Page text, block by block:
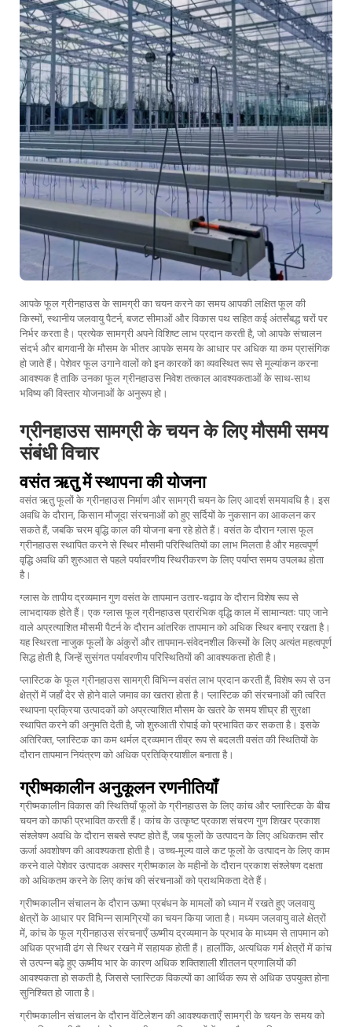
आपके फूल ग्रीनहाउस के सामग्री का चयन करने का समय आपकी लक्षित फूल की
किस्मों, स्थानीय जलवायु पैटर्न, बजट सीमाओं और विकास पथ सहित कई अंतर्संबद्ध चरों पर
निर्भर करता है। प्रत्येक सामग्री अपने विशिष्ट लाभ प्रदान करती है, जो आपके संचालन
संदर्भ और बागवानी के मौसम के भीतर आपके समय के आधार पर अधिक या कम प्रासंगिक
हो जाते हैं। पेशेवर फूल उगाने वालों को इन कारकों का व्यवस्थित रूप से मूल्यांकन करना
आवश्यक है ताकि उनका फूल ग्रीनहाउस निवेश तत्काल आवश्यकताओं के साथ-साथ
भविष्य की विस्तार योजनाओं के अनुरूप हो।
ग्रीनहाउस सामग्री के चयन के लिए मौसमी समय
संबंधी विचार
वसंत ऋतु में स्थापना की योजना
वसंत ऋतु फूलों के ग्रीनहाउस निर्माण और सामग्री चयन के लिए आदर्श समयावधि है। इस
अवधि के दौरान, किसान मौजूदा संरचनाओं को हुए सर्दियों के नुकसान का आकलन कर
सकते हैं, जबकि चरम वृद्धि काल की योजना बना रहे होते हैं। वसंत के दौरान ग्लास फूल
ग्रीनहाउस स्थापित करने से स्थिर मौसमी परिस्थितियों का लाभ मिलता है और महत्वपूर्ण
वृद्धि अवधि की शुरुआत से पहले पर्यावरणीय स्थिरीकरण के लिए पर्याप्त समय उपलब्ध होता
है।
ग्लास के तापीय द्रव्यमान गुण वसंत के तापमान उतार-चढ़ाव के दौरान विशेष रूप से
लाभदायक होते हैं। एक ग्लास फूल ग्रीनहाउस प्रारंभिक वृद्धि काल में सामान्यतः पाए जाने
वाले अप्रत्याशित मौसमी पैटर्न के दौरान आंतरिक तापमान को अधिक स्थिर बनाए रखता है।
यह स्थिरता नाजुक फूलों के अंकुरों और तापमान-संवेदनशील किस्मों के लिए अत्यंत महत्वपूर्ण
सिद्ध होती है, जिन्हें सुसंगत पर्यावरणीय परिस्थितियों की आवश्यकता होती है।
प्लास्टिक के फूल ग्रीनहाउस सामग्री विभिन्न वसंत लाभ प्रदान करती हैं, विशेष रूप से उन
क्षेत्रों में जहाँ देर से होने वाले जमाव का खतरा होता है। प्लास्टिक की संरचनाओं की त्वरित
स्थापना प्रक्रिया उत्पादकों को अप्रत्याशित मौसम के खतरे के समय शीघ्र ही सुरक्षा
स्थापित करने की अनुमति देती है, जो शुरुआती रोपाई को प्रभावित कर सकता है। इसके
अतिरिक्त, प्लास्टिक का कम थर्मल द्रव्यमान तीव्र रूप से बदलती वसंत की स्थितियों के
दौरान तापमान नियंत्रण को अधिक प्रतिक्रियाशील बनाता है।
ग्रीष्मकालीन अनुकूलन रणनीतियाँ
ग्रीष्मकालीन विकास की स्थितियाँ फूलों के ग्रीनहाउस के लिए कांच और प्लास्टिक के बीच
चयन को काफी प्रभावित करती हैं। कांच के उत्कृष्ट प्रकाश संचरण गुण शिखर प्रकाश
संश्लेषण अवधि के दौरान सबसे स्पष्ट होते हैं, जब फूलों के उत्पादन के लिए अधिकतम सौर
ऊर्जा अवशोषण की आवश्यकता होती है। उच्च-मूल्य वाले कट फूलों के उत्पादन के लिए काम
करने वाले पेशेवर उत्पादक अक्सर ग्रीष्मकाल के महीनों के दौरान प्रकाश संश्लेषण दक्षता
को अधिकतम करने के लिए कांच की संरचनाओं को प्राथमिकता देते हैं।
ग्रीष्मकालीन संचालन के दौरान ऊष्मा प्रबंधन के मामलों को ध्यान में रखते हुए जलवायु
क्षेत्रों के आधार पर विभिन्न सामग्रियों का चयन किया जाता है। मध्यम जलवायु वाले क्षेत्रों
में, कांच के फूल ग्रीनहाउस संरचनाएँ ऊष्मीय द्रव्यमान के प्रभाव के माध्यम से तापमान को
अधिक प्रभावी ढंग से स्थिर रखने में सहायक होती हैं। हालाँकि, अत्यधिक गर्म क्षेत्रों में कांच
से उत्पन्न बढ़े हुए ऊष्मीय भार के कारण अधिक शक्तिशाली शीतलन प्रणालियों की
आवश्यकता हो सकती है, जिससे प्लास्टिक विकल्पों का आर्थिक रूप से अधिक उपयुक्त होना
सुनिश्चित हो जाता है।
ग्रीष्मकालीन संचालन के दौरान वेंटिलेशन की आवश्यकताएँ सामग्री के चयन के समय को